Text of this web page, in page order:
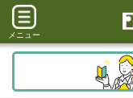
メニュー